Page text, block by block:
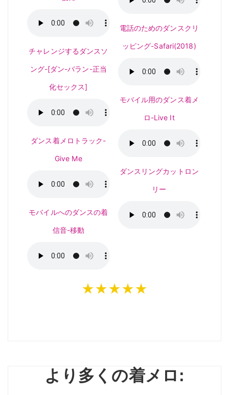
チャレンジするダンスソ
ング-[ダン-バラン-正当
化セックス]
ダンス着メロトラック-
Give Me
モバイルへのダンスの着
信音-移動
電話のためのダンスクリ
ッピング-Safari(2018)
モバイル用のダンス着メ
ロ-Live It
ダンスリングカットロン
リー
★★★★★
より多くの着メロ: